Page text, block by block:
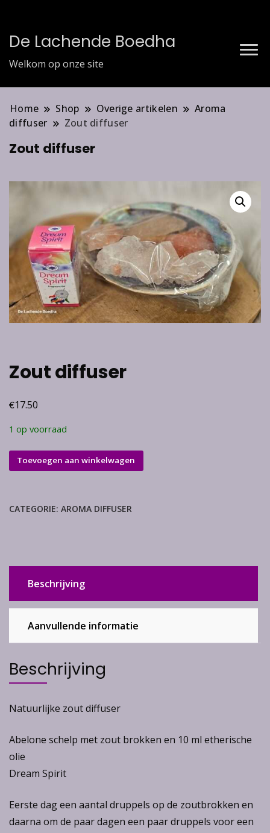
De Lachende Boedha
Welkom op onze site
Home Shop Overige artikelen
Aroma
diffuser
Zout diffuser
Zout diffuser
Zout diffuser
€17.50
1 op voorraad
Zout
diffuser
Toevoegen aan winkelwagen
CATEGORIE: AROMA DIFFUSER
Beschrijving
Aanvullende informatie
Beschrijving
Natuurlijke zout diffuser
Abelone schelp met zout brokken en 10 ml etherische
olie
Dream Spirit
Eerste dag een aantal druppels op de zoutbrokken en
daarna om de paar dagen een paar druppels voor een